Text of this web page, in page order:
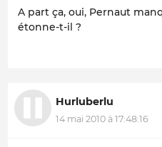
A part ça, oui, Pernaut
étonne-t-il ?
Hurluberlu
14 mai 2010 à 17:48:16